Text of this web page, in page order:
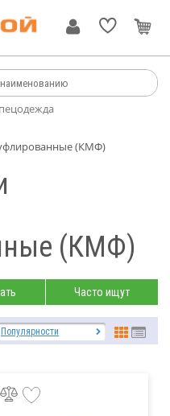
(КМФ)
(КМФ)
Часто ищут
Популярности